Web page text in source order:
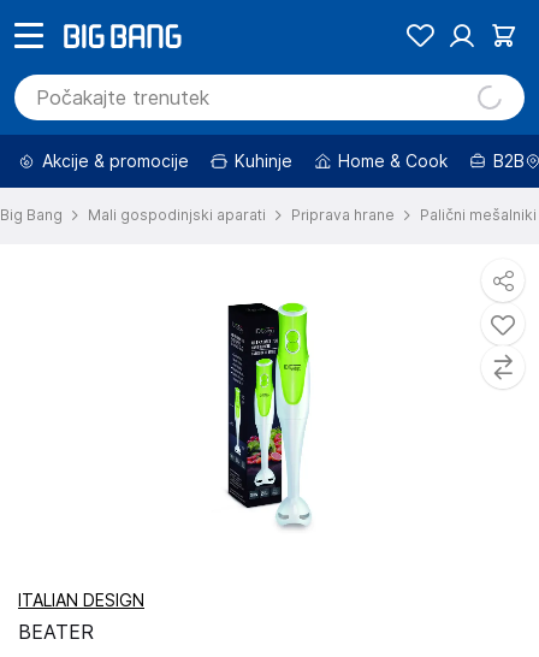
Akcije & promocije Kuhinje Home & Cook B2B
Big Bang Mali gospodinjski aparati Priprava hrane Palični mešalniki
ITALIAN DESIGN
BEATER